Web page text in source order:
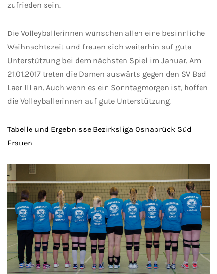
zufrieden sein.
Die Volleyballerinnen wünschen allen eine besinnliche
Weihnachtszeit und freuen sich weiterhin auf gute
Unterstützung bei dem nächsten Spiel im Januar. Am
21.01.2017 treten die Damen auswärts gegen den SV Bad
Laer III an. Auch wenn es ein Sonntagmorgen ist, hoffen
die Volleyballerinnen auf gute Unterstützung.
Tabelle und Ergebnisse Bezirksliga Osnabrück Süd
Frauen